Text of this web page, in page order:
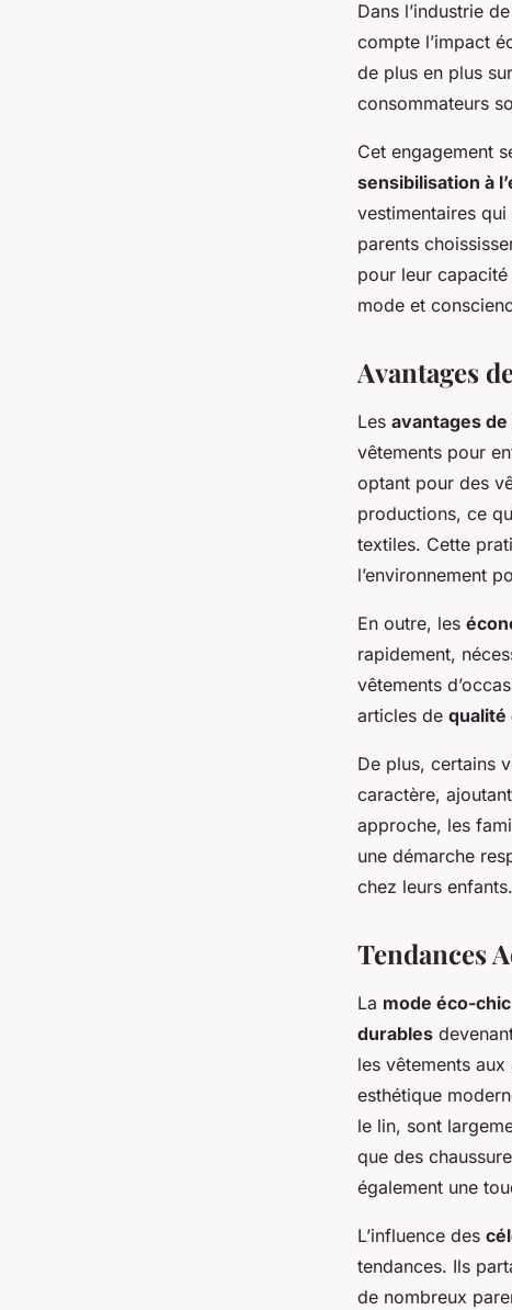
Dans l’industrie
compte l’impact
de plus en plus
consommateurs
Cet engagement
sensibilisation à
vestimentaires
parents
pour leur
mode et
Avantages
Les avantages
vêtements pour
optant pour des
productions, ce
textiles. Cette
l’environnement
En outre, les
rapidement,
vêtements
articles de qualité
De plus, certains
caractère,
approche, les
une démarche
chez leurs enfants.
Tendances
La mode éco-chic
durables
les vêtements
esthétique
le lin, sont
que des
également une
L’influence des
tendances. Ils
de nombreux